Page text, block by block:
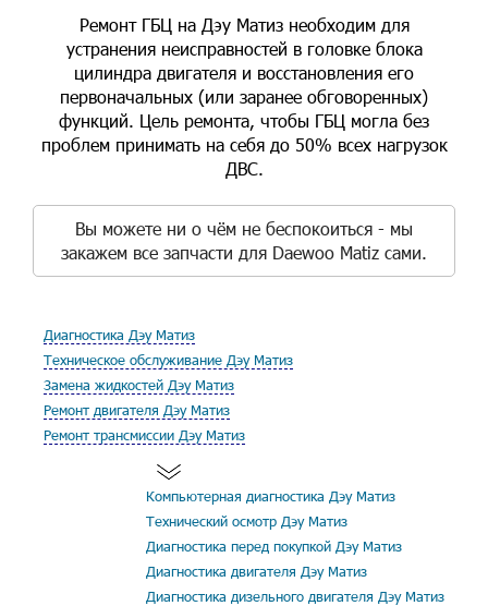
Ремонт ГБЦ на Дэу Матиз необходим для
устранения неисправностей в головке блока
цилиндра двигателя и восстановления его
первоначальных (или заранее обговоренных)
функций. Цель ремонта, чтобы ГБЦ могла без
проблем принимать на себя до 50% всех нагрузок
ДВС.
Вы можете ни о чём не беспокоиться - мы
закажем все запчасти для Daewoo Matiz сами.
Диагностика Дэу Матиз
Техническое обслуживание Дэу Матиз
Замена жидкостей Дэу Матиз
Ремонт двигателя Дэу Матиз
Ремонт трансмиссии Дэу Матиз
Компьютерная диагностика Дэу Матиз
Технический осмотр Дэу Матиз
Диагностика перед покупкой Дэу Матиз
Диагностика двигателя Дэу Матиз
Диагностика дизельного двигателя Дэу Матиз